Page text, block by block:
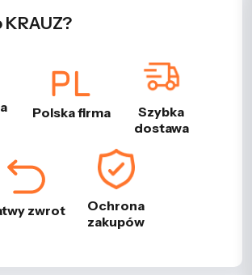
Polska firma
Szybka
dostawa
zwrot
Ochrona
zakupów